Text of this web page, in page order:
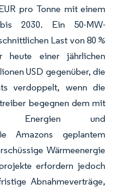
pro Tonne mit einem
2030. Ein 50-MW-
Last von 80 %
einer jährlichen
USD gegenüber, die
verdoppelt, wenn die
begegnen dem mit
Energien und
Amazons geplantem
Wärmeenergie
erfordern jedoch
Abnahmeverträge,